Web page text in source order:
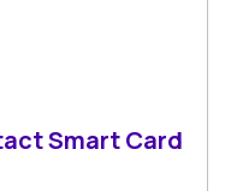
Smart Card